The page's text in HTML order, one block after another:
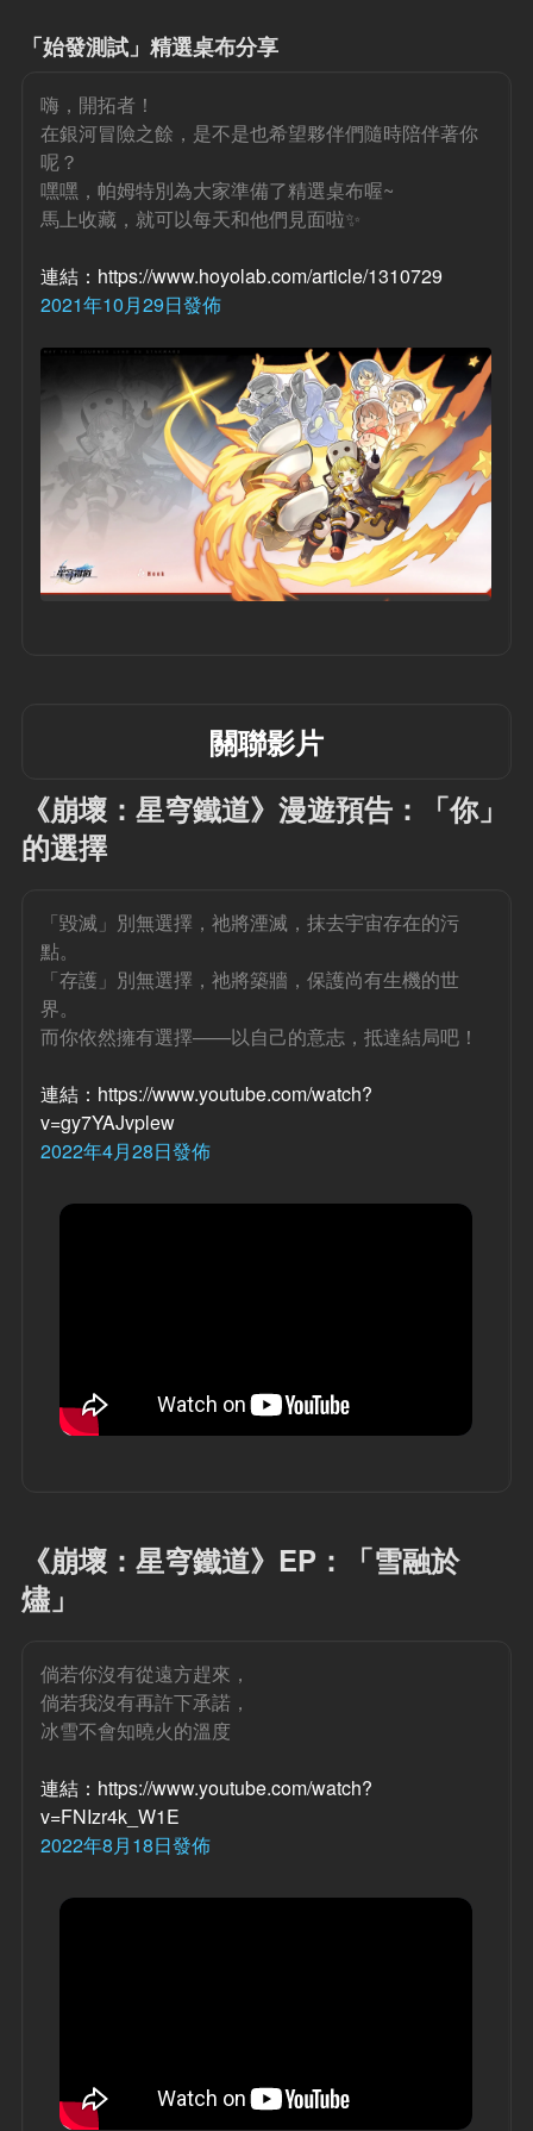
「始發測試」精選桌布分享
嗨，開拓者！
在銀河冒險之餘，是不是也希望夥伴們隨時陪伴著你
呢？
嘿嘿，帕姆特別為大家準備了精選桌布喔~
馬上收藏，就可以每天和他們見面啦✨
連結：https://www.hoyolab.com/article/1310729
2021年10月29日發佈
關聯影片
《崩壞：星穹鐵道》漫遊預告：「你」
的選擇
「毀滅」別無選擇，祂將湮滅，抹去宇宙存在的污
點。
「存護」別無選擇，祂將築牆，保護尚有生機的世
界。
而你依然擁有選擇——以自己的意志，抵達結局吧！
連結：https://www.youtube.com/watch?
v=gy7YAJvplew
2022年4月28日發佈
《崩壞：星穹鐵道》EP：「雪融於
燼」
倘若你沒有從遠方趕來，
倘若我沒有再許下承諾，
冰雪不會知曉火的溫度
連結：https://www.youtube.com/watch?
v=FNIzr4k_W1E
2022年8月18日發佈